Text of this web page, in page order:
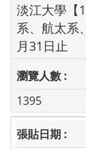
淡江大學【
系、航太系
月31日止
1395